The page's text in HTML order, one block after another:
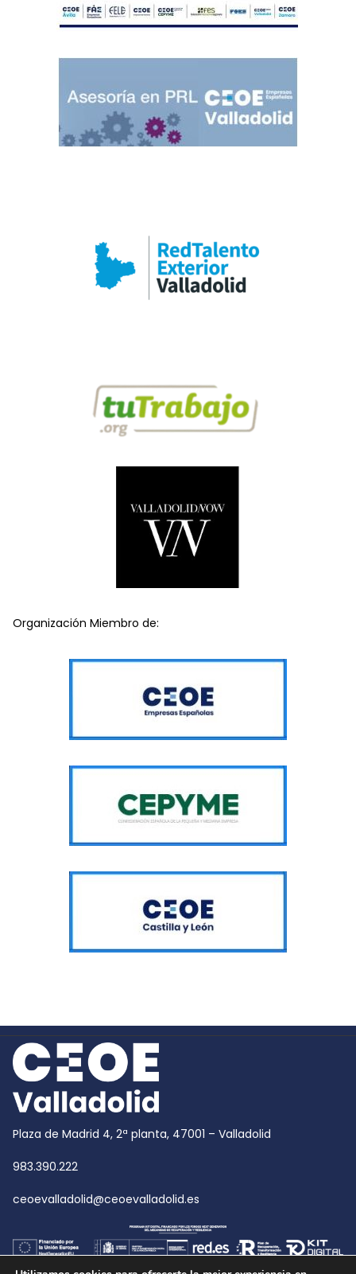
Organización Miembro de:
Plaza de Madrid 4, 2ª planta, 47001 – Valladolid
983.390.222
ceoevalladolid@ceoevalladolid.es